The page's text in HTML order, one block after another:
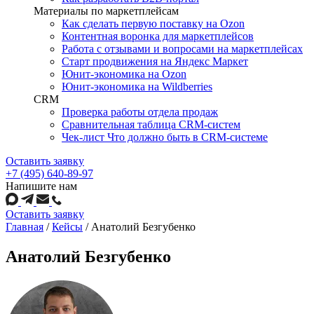
Материалы по маркетплейсам
Как сделать первую поставку на Ozon
Контентная воронка для маркетплейсов
Работа с отзывами и вопросами на маркетплейсах
Старт продвижения на Яндекс Маркет
Юнит-экономика на Ozon
Юнит-экономика на Wildberries
CRM
Проверка работы отдела продаж
Сравнительная таблица CRM-систем
Чек-лист Что должно быть в CRM-системе
Оставить заявку
+7 (495) 640-89-97
Напишите нам
Оставить заявку
Главная / Кейсы / Анатолий Безгубенко
Анатолий Безгубенко